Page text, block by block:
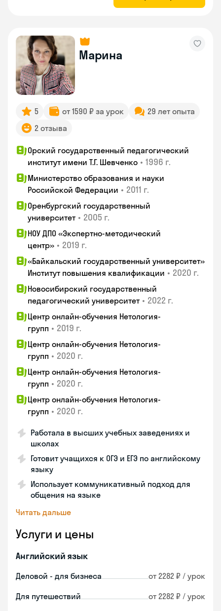
Марина
5 от 1590 ₽ за урок
29 лет опыта
2 отзыва
Орский государственный педагогический
институт имени Т.Г. Шевченко • 1996 г.
Министерство образования и науки
Российской Федерации • 2011 г.
Оренбургский государственный
университет • 2005 г.
НОУ ДПО «Экспертно-методический
центр» • 2019 г.
«Байкальский государственный университет»
Институт повышения квалификации • 2020 г.
Новосибирский государственный
педагогический университет • 2022 г.
Центр онлайн-обучения Нетология-
групп • 2019 г.
Центр онлайн-обучения Нетология-
групп • 2020 г.
Центр онлайн-обучения Нетология-
групп • 2020 г.
Центр онлайн-обучения Нетология-
групп • 2020 г.
Работала в высших учебных заведениях и
школах
Готовит учащихся к ОГЭ и ЕГЭ по английскому
языку
Использует коммуникативный подход для
общения на языке
Читать дальше
Услуги и цены
Английский язык
Деловой - для бизнеса от 2282 ₽ / урок
Для путешествий от 2282 ₽ / урок